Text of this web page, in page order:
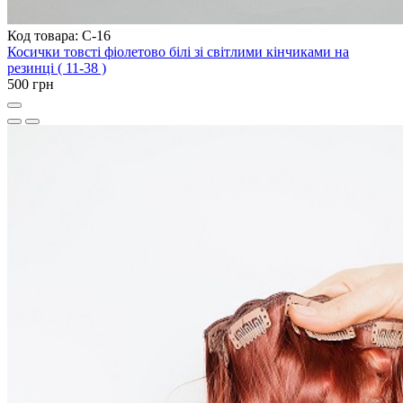
Код товара: C-16
Косички товсті фіолетово білі зі світлими кінчиками на
резинці ( 11-38 )
500 грн